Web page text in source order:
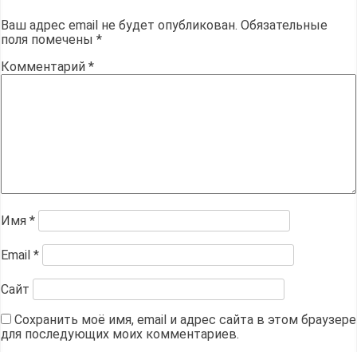
Ваш адрес email не будет опубликован. Обязательные
поля помечены *
Комментарий *
Имя *
Email *
Сайт
Сохранить моё имя, email и адрес сайта в этом браузере
для последующих моих комментариев.